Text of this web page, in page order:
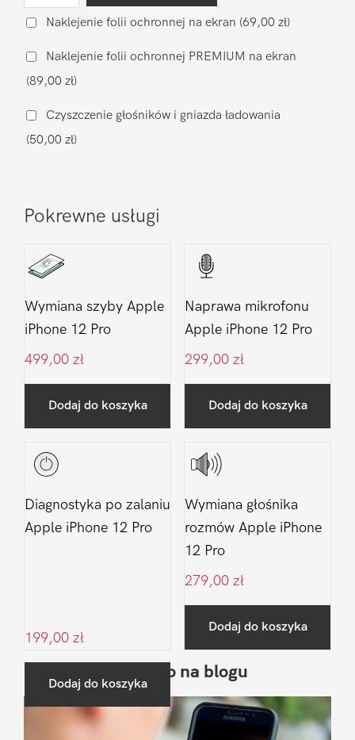
głośnika
Apple
iPhone
12
Pro
Naklejenie folii ochronnej na ekran (69,00 zł)
Naklejenie folii ochronnej PREMIUM na ekran
(89,00 zł)
Czyszczenie głośników i gniazda ładowania
(50,00 zł)
Pokrewne usługi
Wymiana szyby Apple
iPhone 12 Pro
499,00 zł
Dodaj do koszyka
Naprawa mikrofonu
Apple iPhone 12 Pro
299,00 zł
Dodaj do koszyka
Diagnostyka po zalaniu
Apple iPhone 12 Pro
199,00 zł
Dodaj do koszyka
Wymiana głośnika
rozmów Apple iPhone
12 Pro
279,00 zł
Dodaj do koszyka
Pierwszy
Sidebar
Ostatnio na blogu